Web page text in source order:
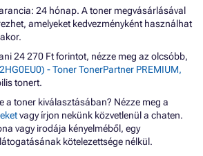
24 hónap. A toner megvásárlásával
amelyeket kedvezményként használhat
24 270 Ft forintot, nézze meg az olcsóbb,
- Toner TonerPartner PREMIUM,
tonert.
a toner kiválasztásában? Nézze meg a
vagy írjon nekünk közvetlenül a chaten.
vagy irodája kényelméből, egy
kötelezettsége nélkül.